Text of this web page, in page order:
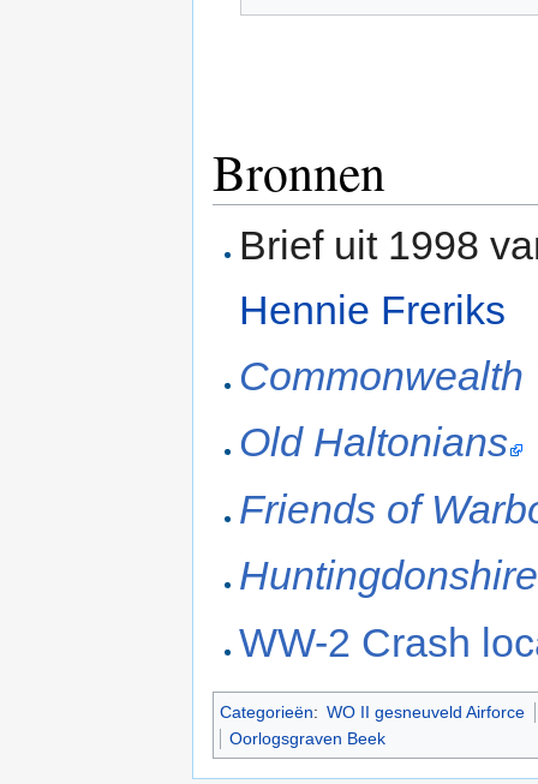
Bronnen
Brief uit 1998
Hennie Freriks
Old Haltonians
Friends of
WW-2 Crash
Categorieën: WO II gesneuveld Airforce
Oorlogsgraven Beek